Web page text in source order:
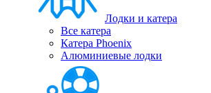
Лодки и катера
Все катера
Катера Phoenix
Алюминиевые лодки